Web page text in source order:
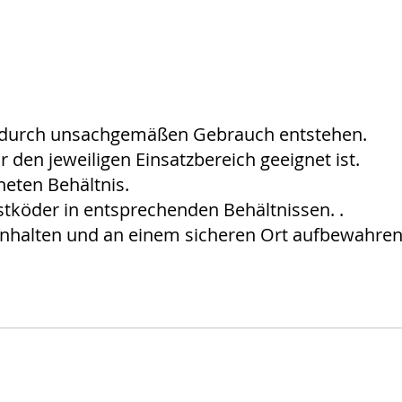
unsachgemäßen Gebrauch entstehen.
jeweiligen Einsatzbereich geeignet ist.
Behältnis.
in entsprechenden Behältnissen. .
und an einem sicheren Ort